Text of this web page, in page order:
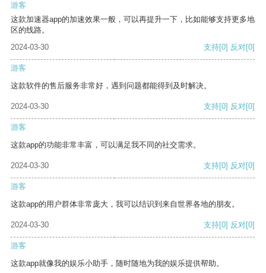
游客
这款加速器app的加速效果一般，可以再提升一下，比如能够支持更多地
区的线路。
2024-03-30
支持[0] 反对[0]
游客
这款软件的售后服务非常好，遇到问题都能得到及时解决。
2024-03-30 支持[0] 反对[0]
游客
这款app的功能非常丰富，可以满足我不同的社交需求。
2024-03-30 支持[0] 反对[0]
游客
这款app的用户群体非常庞大，我可以结识到来自世界各地的朋友。
2024-03-30 支持[0] 反对[0]
游客
这款app就像我的娱乐小助手，随时随地为我的娱乐提供帮助。